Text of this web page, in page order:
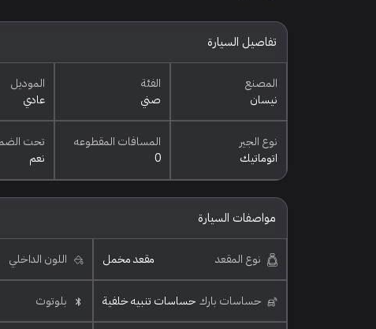
تفاصيل السيارة
المصنع
نيسان
الفئة
صني
الموديل
عادي
نوع الجير
اتوماتيك
المسافات المقطوعه
0
تحت
نعم
مواصفات السيارة
نوع المقعد مقعد مخمل اللون الداخلي
حساسات بارك حساسات تنبيه خلفية بلوتوث